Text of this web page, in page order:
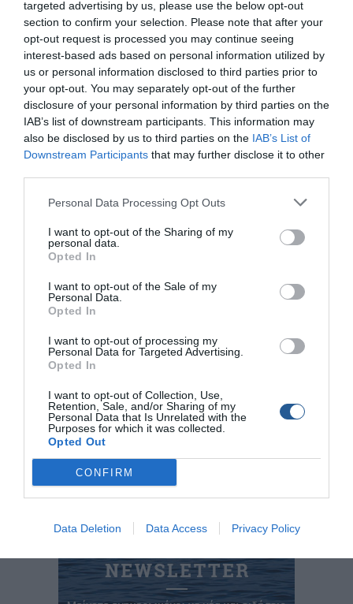
targeted advertising by us, please use the below opt-out
section to confirm your selection. Please note that after your
opt-out request is processed you may continue seeing
interest-based ads based on personal information utilized by
us or personal information disclosed to third parties prior to
your opt-out. You may separately opt-out of the further
disclosure of your personal information by third parties on the
IAB’s list of downstream participants. This information may
also be disclosed by us to third parties on the IAB’s List of
Downstream Participants that may further disclose it to other
Personal Data Processing Opt Outs
I want to opt-out of the Sharing of my
personal data.
Opted In
I want to opt-out of the Sale of my
Personal Data.
Opted In
I want to opt-out of processing my
Personal Data for Targeted Advertising.
Opted In
I want to opt-out of Collection, Use,
Retention, Sale, and/or Sharing of my
Personal Data that Is Unrelated with the
Purposes for which it was collected.
Opted Out
CONFIRM
Data Deletion Data Access Privacy Policy
Ξανθάκης Γιάννης Ν.Ο. Σύρου
3 Σαραντινός Νίκος Α.Ο. Άπνους
4 Παπακωνσταντής Κώστας Ν.Ο. Σύρου
Ρίγκας Γιάννης Ν.Α.Ο. Κερκύρας
6 Κανέλλος Χρήστος Ν.Ο. Σύρου
7 Ντάνος Βαγγέλης Ν.Α.Ο. Κερκύρας
Πατεράκης Δημήτρης Α.Ο. Πορτοχελίου
Tags
Γιάννης Σιδέρης
Πανελλήνιο Πρωτάθλημα Υποβρύχιας Αλιείας
Γιάννης Ρίγγας
55ο Πανελλήνιο Πρωτάθλημα Υποβρύχιας Αλιείας 2026
Γιάννης Ξανθάκης